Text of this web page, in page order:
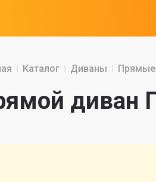
Каталог Диваны
диван